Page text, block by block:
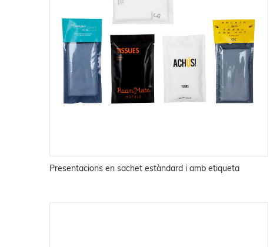
Presentacions en sachet estàndard i amb etiqueta